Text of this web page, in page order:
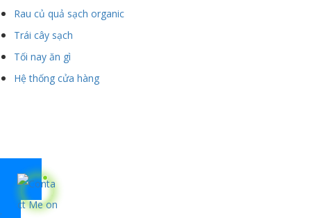
Rau củ quả sạch organic
Trái cây sạch
Tối nay ăn gì
Hệ thống cửa hàng
.